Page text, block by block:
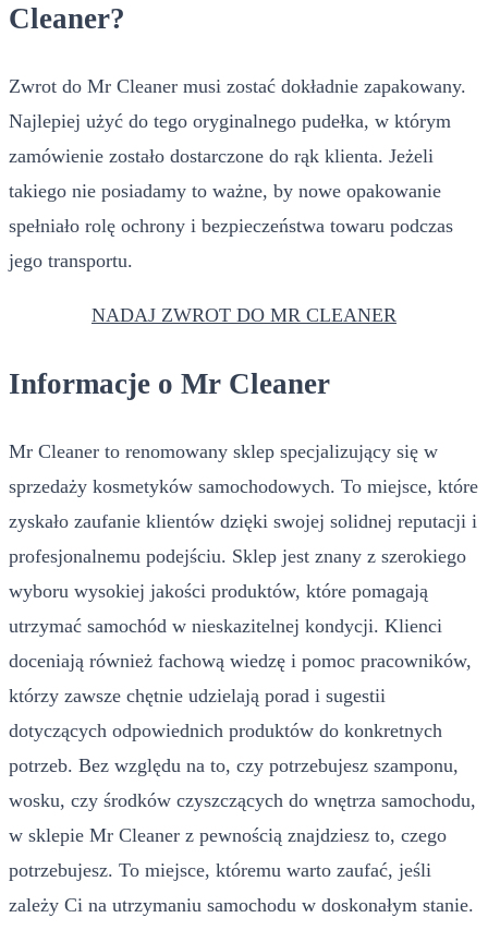
Cleaner?
Zwrot do Mr Cleaner musi zostać dokładnie zapakowany.
Najlepiej użyć do tego oryginalnego pudełka, w którym
zamówienie zostało dostarczone do rąk klienta. Jeżeli
takiego nie posiadamy to ważne, by nowe opakowanie
spełniało rolę ochrony i bezpieczeństwa towaru podczas
jego transportu.
NADAJ ZWROT DO MR CLEANER
Informacje o Mr Cleaner
Mr Cleaner to renomowany sklep specjalizujący się w
sprzedaży kosmetyków samochodowych. To miejsce, które
zyskało zaufanie klientów dzięki swojej solidnej reputacji i
profesjonalnemu podejściu. Sklep jest znany z szerokiego
wyboru wysokiej jakości produktów, które pomagają
utrzymać samochód w nieskazitelnej kondycji. Klienci
doceniają również fachową wiedzę i pomoc pracowników,
którzy zawsze chętnie udzielają porad i sugestii
dotyczących odpowiednich produktów do konkretnych
potrzeb. Bez względu na to, czy potrzebujesz szamponu,
wosku, czy środków czyszczących do wnętrza samochodu,
w sklepie Mr Cleaner z pewnością znajdziesz to, czego
potrzebujesz. To miejsce, któremu warto zaufać, jeśli
zależy Ci na utrzymaniu samochodu w doskonałym stanie.